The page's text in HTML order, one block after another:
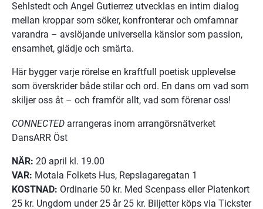
Sehlstedt och Angel Gutierrez utvecklas en intim dialog
mellan kroppar som söker, konfronterar och omfamnar
varandra – avslöjande universella känslor som passion,
ensamhet, glädje och smärta.
Här bygger varje rörelse en kraftfull poetisk upplevelse
som överskrider både stilar och ord. En dans om vad som
skiljer oss åt – och framför allt, vad som förenar oss!
CONNECTED arrangeras inom arrangörsnätverket
DansARR Öst
NÄR: 20 april kl. 19.00
VAR: Motala Folkets Hus, Repslagaregatan 1
KOSTNAD: Ordinarie 50 kr. Med Scenpass eller Platenkort
25 kr. Ungdom under 25 år 25 kr. Biljetter köps via Tickster